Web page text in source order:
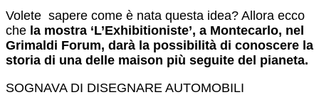
Volete sapere come è nata questa idea? Allora ecco
che la mostra ‘L’Exhibitioniste’, a Montecarlo, nel
Grimaldi Forum, darà la possibilità di conoscere la
storia di una delle maison più seguite del pianeta.
SOGNAVA DI DISEGNARE AUTOMOBILI